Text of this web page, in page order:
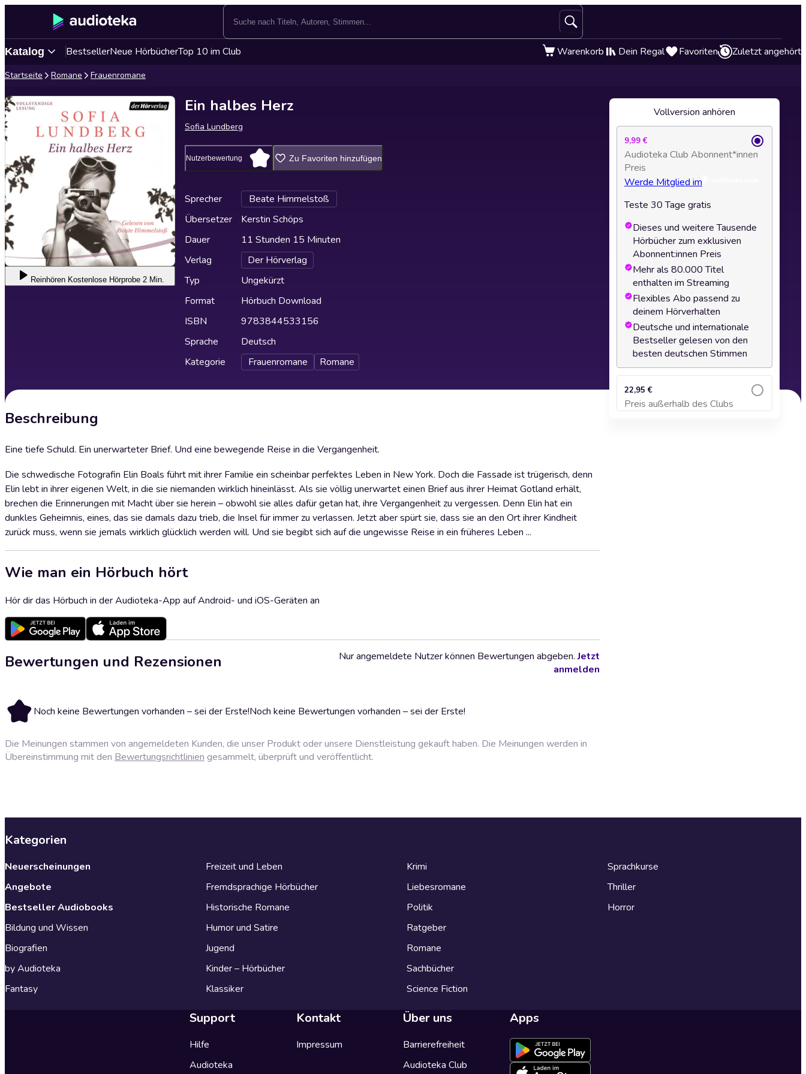
Katalog BestsellerNeue HörbücherTop 10 im Club Warenkorb Dein Regal Favoriten Zuletzt angehört
Startseite Romane Frauenromane
Reinhören Kostenlose Hörprobe 2 Min.
Ein halbes Herz
Sofia Lundberg
Nutzerbewertung Zu Favoriten hinzufügen
Sprecher
Beate Himmelstoß
Übersetzer
Kerstin Schöps
Dauer
11 Stunden 15 Minuten
Verlag
Der Hörverlag
Typ
Ungekürzt
Format
Hörbuch Download
ISBN
9783844533156
Sprache
Deutsch
Kategorie
Frauenromane Romane
Beschreibung
Eine tiefe Schuld. Ein unerwarteter Brief. Und eine bewegende Reise in die Vergangenheit.
Die schwedische Fotografin Elin Boals führt mit ihrer Familie ein scheinbar perfektes Leben in New York. Doch die Fassade ist trügerisch, denn
Elin lebt in ihrer eigenen Welt, in die sie niemanden wirklich hineinlässt. Als sie völlig unerwartet einen Brief aus ihrer Heimat Gotland erhält,
brechen die Erinnerungen mit Macht über sie herein – obwohl sie alles dafür getan hat, ihre Vergangenheit zu vergessen. Denn Elin hat ein
dunkles Geheimnis, eines, das sie damals dazu trieb, die Insel für immer zu verlassen. Jetzt aber spürt sie, dass sie an den Ort ihrer Kindheit
zurück muss, wenn sie jemals wirklich glücklich werden will. Und sie begibt sich auf die ungewisse Reise in ein früheres Leben ...
Wie man ein Hörbuch hört
Hör dir das Hörbuch in der Audioteka-App auf Android- und iOS-Geräten an
Bewertungen und Rezensionen
Noch keine Bewertungen vorhanden – sei der Erste!Noch keine Bewertungen vorhanden – sei der Erste!
Nur angemeldete Nutzer können Bewertungen abgeben.Jetzt
anmelden
Die Meinungen stammen von angemeldeten Kunden, die unser Produkt oder unsere Dienstleistung gekauft haben. Die Meinungen werden in
Übereinstimmung mit den Bewertungsrichtlinien gesammelt, überprüft und veröffentlicht.
Vollversion anhören
9,99 €
Audioteka Club Abonnent*innen
Preis
Werde Mitglied im
Teste 30 Tage gratis
Dieses und weitere Tausende
Hörbücher zum exklusiven
Abonnent:innen Preis
Mehr als 80.000 Titel
enthalten im Streaming
Flexibles Abo passend zu
deinem Hörverhalten
Deutsche und internationale
Bestseller gelesen von den
besten deutschen Stimmen
22,95 €
Preis außerhalb des Clubs
Zum Warenkorb hinzufügen
Kategorien
Neuerscheinungen
Angebote
Bestseller Audiobooks
Bildung und Wissen
Biografien
by Audioteka
Fantasy
Freizeit und Leben
Fremdsprachige Hörbücher
Historische Romane
Humor und Satire
Jugend
Kinder – Hörbücher
Klassiker
Krimi
Liebesromane
Politik
Ratgeber
Romane
Sachbücher
Science Fiction
Sprachkurse
Thriller
Horror
Support
Hilfe
Audioteka
Kontakt
Impressum
Über uns
Barrierefreiheit
Audioteka Club
Apps